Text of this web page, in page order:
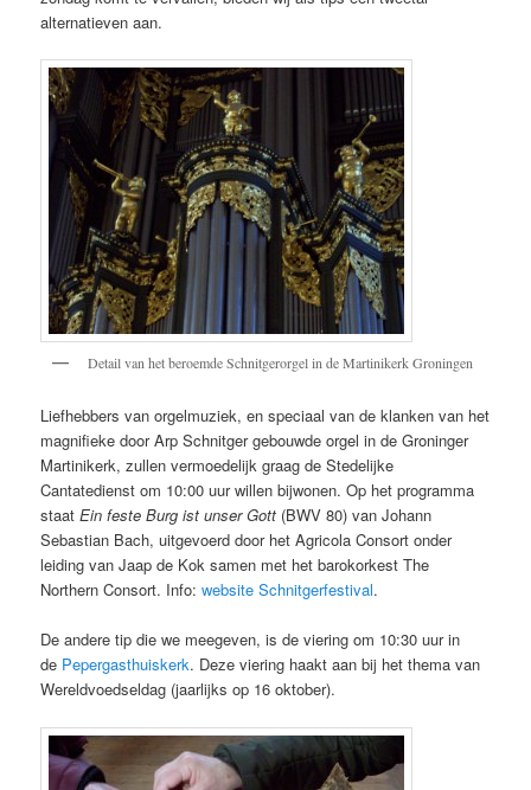
alternatieven aan.
Detail van het beroemde Schnitgerorgel in de Martinikerk Groningen
Liefhebbers van orgelmuziek, en speciaal van de klanken van het
magnifieke door Arp Schnitger gebouwde orgel in de Groninger
Martinikerk, zullen vermoedelijk graag de Stedelijke
Cantatedienst om 10:00 uur willen bijwonen. Op het programma
staatEin feste Burg ist unser Gott (BWV 80) van Johann
Sebastian Bach, uitgevoerd door het Agricola Consort onder
leiding van Jaap de Kok samen met het barokorkest The
Northern Consort. Info:website Schnitgerfestival.
De andere tip die we meegeven, is de viering om 10:30 uur in
de Pepergasthuiskerk. Deze viering haakt aan bij het thema van
Wereldvoedseldag (jaarlijks op 16 oktober).